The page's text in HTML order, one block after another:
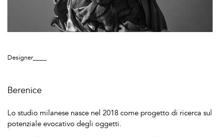
Designer____
Berenice
Lo studio milanese nasce nel 2018 come progetto di ricerca sul
potenziale evocativo degli oggetti.